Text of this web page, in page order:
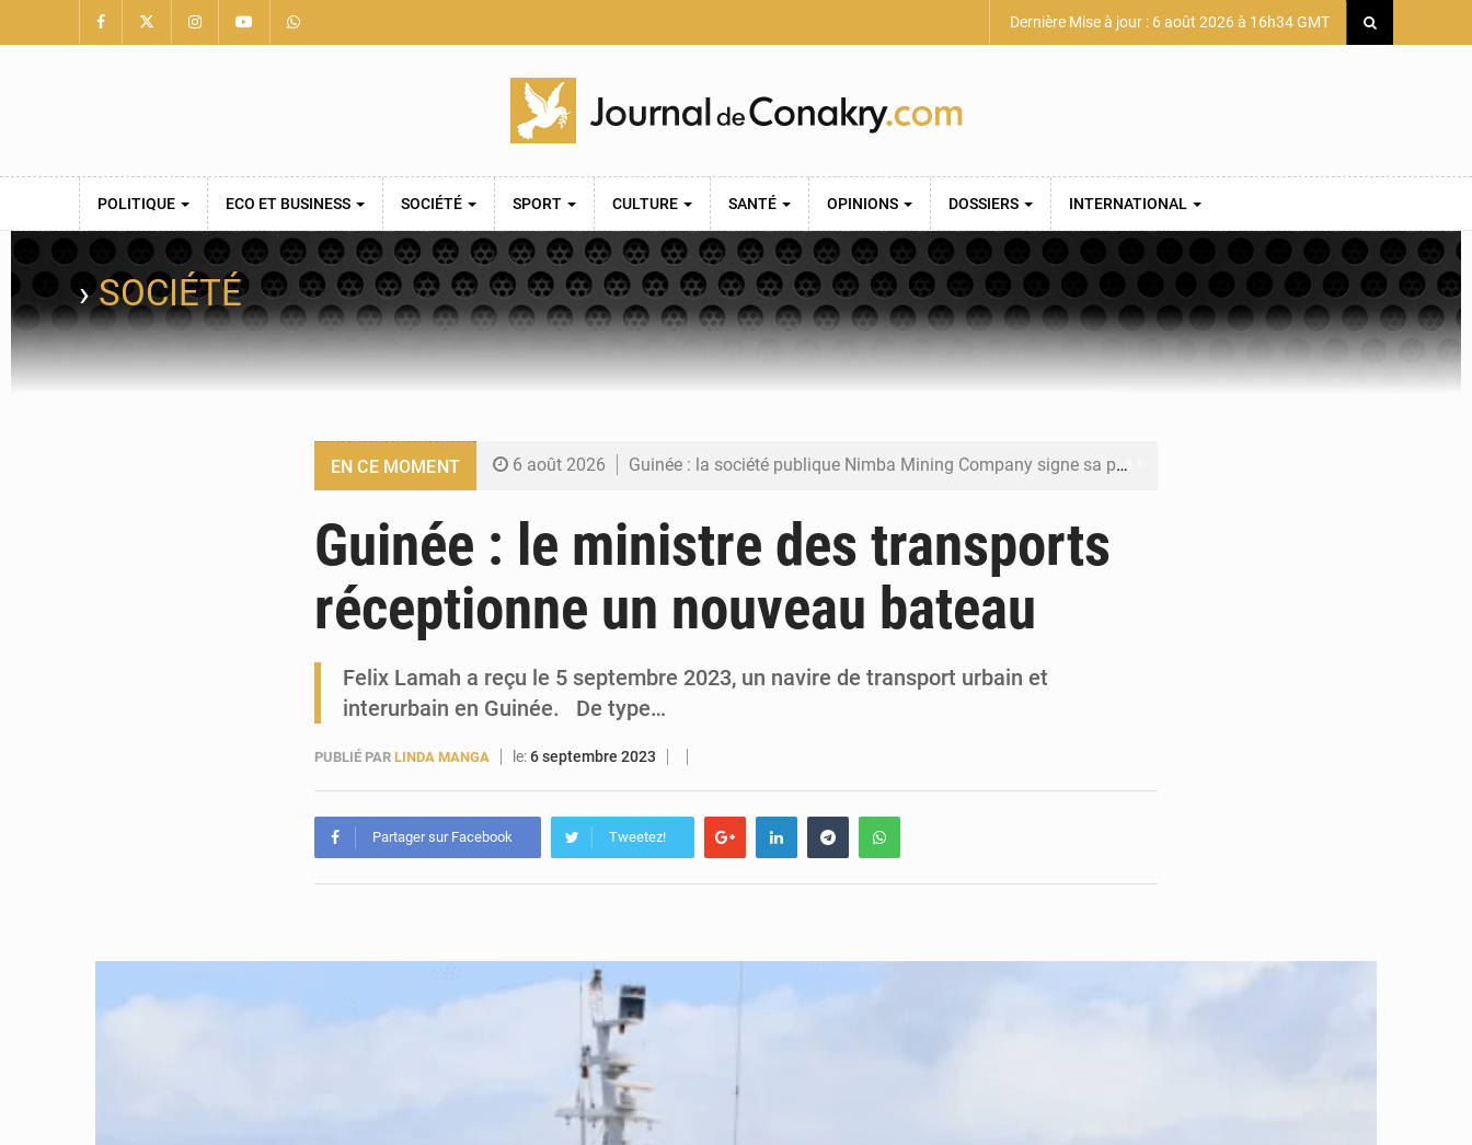
Dernière Mise à jour : 6 août 2026 à 16h34 GMT
POLITIQUE ECO ET BUSINESS SOCIÉTÉ SPORT CULTURE SANTÉ OPINIONS DOSSIERS INTERNATIONAL
›SOCIÉTÉ
EN CE MOMENT 6 août 2026 Guinée : la société publique Nimba Mining Company signe sa première convention minière
5 août 2026 Guinée : 23 personnes interpellées après les affrontements entre Bankoumana et Djoma Balandou à Mandiana
5 août 2026 Guinée : Amara Camara prend la coordination de l’action de l’État en l’absence du président Mamadi Doumbouya
Guinée : le ministre des transports
réceptionne un nouveau bateau
Felix Lamah a reçu le 5 septembre 2023, un navire de transport urbain et
interurbain en Guinée. De type…
PUBLIÉ PAR LINDA MANGA le:6 septembre 2023
Partager sur Facebook Tweetez!